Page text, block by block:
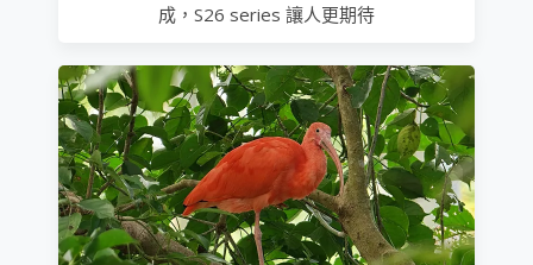
成，S26 series 讓人更期待